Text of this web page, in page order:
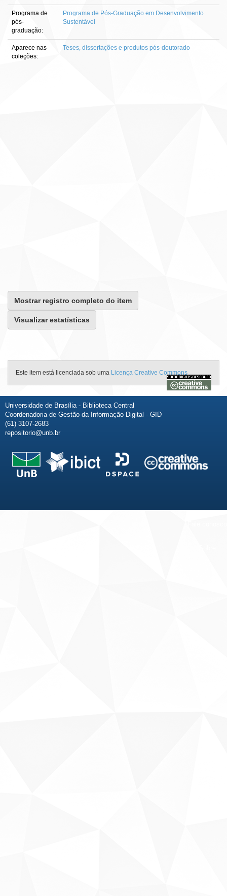
Programa de
pós-
graduação:
Programa de Pós-Graduação em Desenvolvimento
Sustentável
Aparece nas
coleções:
Teses, dissertações e produtos pós-doutorado
Mostrar registro completo do item
Visualizar estatísticas
Este item está licenciada sob uma Licença Creative Commons
Universidade de Brasília - Biblioteca Central
Coordenadoria de Gestão da Informação Digital - GID
(61) 3107-2683
repositorio@unb.br